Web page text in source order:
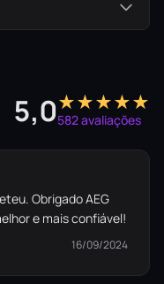
5,0★★★★★
582 avaliações
Obrigado AEG
e mais confiável!
16/09/2024